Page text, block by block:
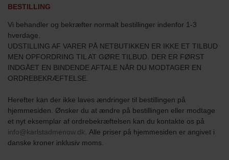
BESTILLING
Vi behandler og bekræfter normalt bestillinger indenfor 1-3
hverdage.
UDSTILLING AF VARER PÅ NETBUTIKKEN ER IKKE ET TILBUD
MEN OPFORDRING TIL AT GØRE TILBUD. DER ER FØRST
INDGÅET EN BINDENDE AFTALE NÅR DU MODTAGER EN
ORDREBEKRÆFTELSE.
Herefter kan der ikke laves ændringer til bestillingen på
hjemmesiden. Ønsker du at ændre på bestillingen eller modtage
et nyt eksemplar af ordrebekræftelsen kan du kontakte os på
info@karlstadmenow.dk . Alle priser på hjemmesiden er angivet i
danske kroner inklusiv moms.